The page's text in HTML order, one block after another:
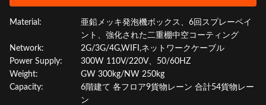
Material:
亜鉛メッキ発泡機ボックス、6回スプレーペイ
ント、強化された二重棚中空コーティング
Network:
2G/3G/4G,WIFI,ネットワークケーブル
Power Supply:
300W 110V/220V、50/60HZ
Weight:
GW 300kg/NW 250kg
Capacity:
6階建て 各フロア9貨物レーン 合計54貨物レー
ン